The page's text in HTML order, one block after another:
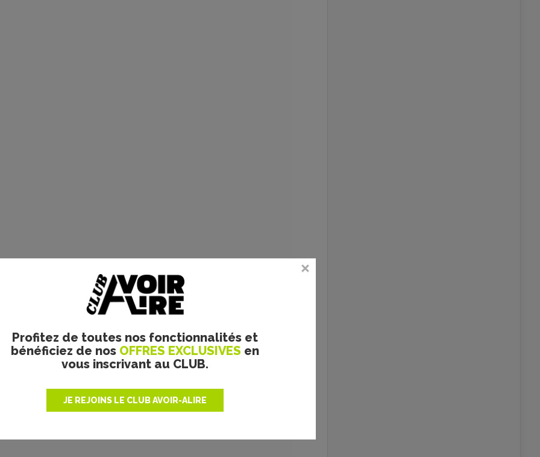
Profitez de toutes nos fonctionnalités et
bénéficiez de nos OFFRES EXCLUSIVES en
vous inscrivant au CLUB.
JE REJOINS LE CLUB AVOIR-ALIRE